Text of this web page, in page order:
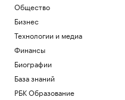
Общество
Бизнес
Технологии и медиа
Финансы
Биографии
База знаний
РБК Образование